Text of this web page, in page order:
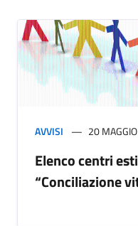
AVVISI 20
Elenco centri
“Conciliazione